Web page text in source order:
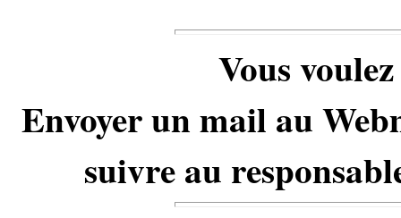
Vous
Envoyer un mail au
suivre au